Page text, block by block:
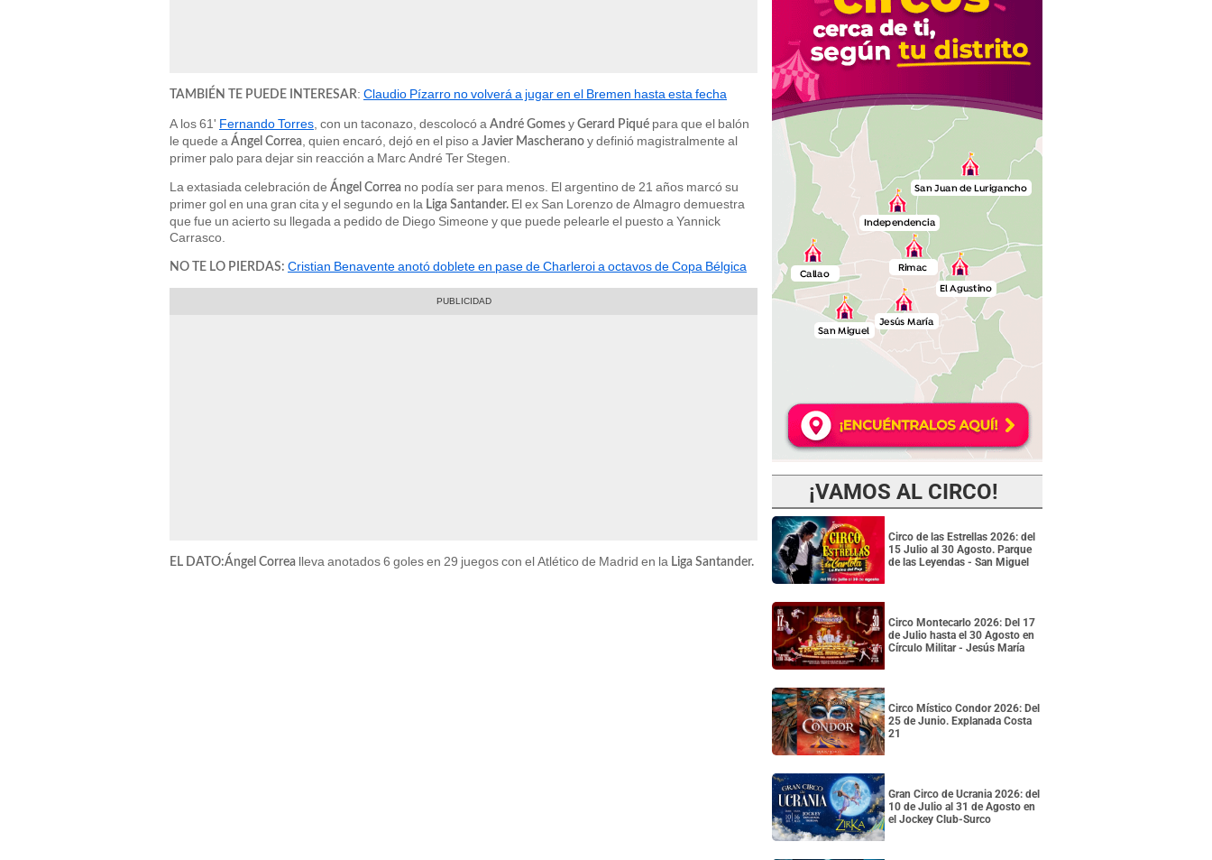
TAMBIÉN TE PUEDE INTERESAR: Claudio Pízarro no volverá a jugar en el Bremen hasta esta fecha
A los 61' Fernando Torres , con un taconazo, descolocó a André Gomes y Gerard Piqué para que el balón
le quede a Ángel Correa , quien encaró, dejó en el piso a Javier Mascherano y definió magistralmente al
primer palo para dejar sin reacción a Marc André Ter Stegen.
La extasiada celebración de Ángel Correa no podía ser para menos. El argentino de 21 años marcó su
primer gol en una gran cita y el segundo en la Liga Santander. El ex San Lorenzo de Almagro demuestra
que fue un acierto su llegada a pedido de Diego Simeone y que puede pelearle el puesto a Yannick
Carrasco.
NO TE LO PIERDAS: Cristian Benavente anotó doblete en pase de Charleroi a octavos de Copa Bélgica
EL DATO:Ángel Correa lleva anotados 6 goles en 29 juegos con el Atlético de Madrid en la Liga Santander.
¡VAMOS AL CIRCO!
Circo de las Estrellas 2026: del
15 Julio al 30 Agosto. Parque
de las Leyendas - San Miguel
Circo Montecarlo 2026: Del 17
de Julio hasta el 30 Agosto en
Círculo Militar - Jesús María
Circo Místico Condor 2026: Del
25 de Junio. Explanada Costa
21
Gran Circo de Ucrania 2026: del
10 de Julio al 31 de Agosto en
el Jockey Club-Surco